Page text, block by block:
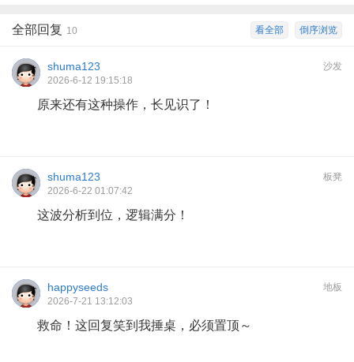
倒序浏览
看全部
全部回复 10
沙发
shuma123
2026-6-12 19:15:18
原来还有这种操作，长见识了！
板凳
shuma123
2026-6-22 01:07:42
这波分析到位，逻辑满分！
地板
happyseeds
2026-7-21 13:12:03
救命！这回复笑到我捶桌，必须置顶～